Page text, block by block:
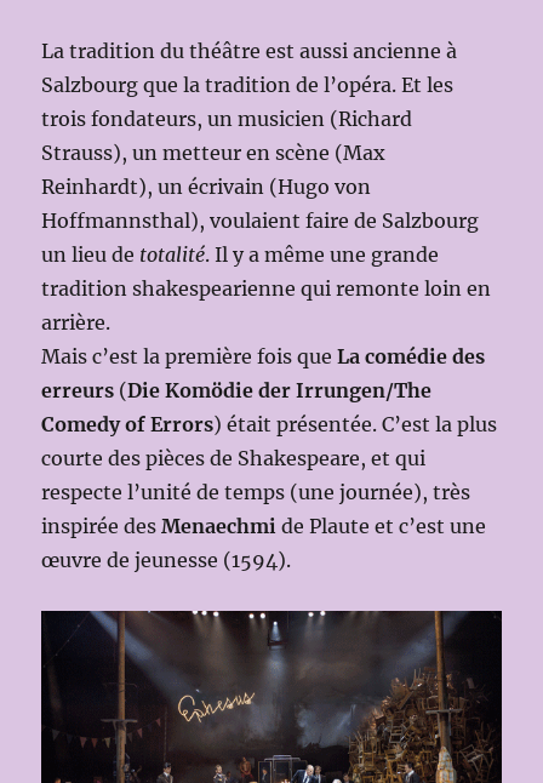
La tradition du théâtre est aussi ancienne à
Salzbourg que la tradition de l’opéra. Et les
trois fondateurs, un musicien (Richard
Strauss), un metteur en scène (Max
Reinhardt), un écrivain (Hugo von
Hoffmannsthal), voulaient faire de Salzbourg
un lieu de totalité. Il y a même une grande
tradition shakespearienne qui remonte loin en
arrière.
Mais c’est la première fois queLa comédie des
erreurs (Die Komödie der Irrungen/The
Comedy of Errors) était présentée. C’est la plus
courte des pièces de Shakespeare, et qui
respecte l’unité de temps (une journée), très
inspirée desMenaechmide Plaute et c’est une
œuvre de jeunesse (1594).